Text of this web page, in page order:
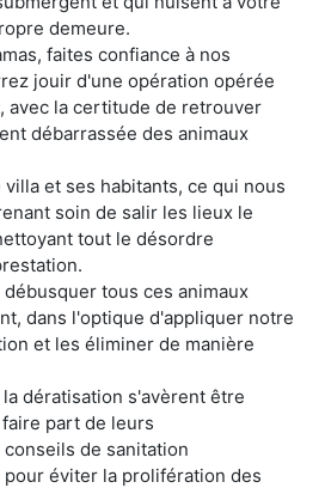
demeure.
faites confiance à nos
jouir d'une opération opérée
avec la certitude de retrouver
débarrassée des animaux
et ses habitants, ce qui nous
soin de salir les lieux le
tout le désordre
tous ces animaux
dans l'optique d'appliquer notre
et les éliminer de manière
dératisation s'avèrent être
part de leurs
de sanitation
éviter la prolifération des